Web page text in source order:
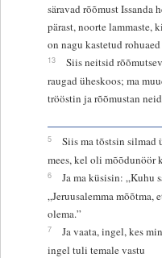
säravad rõõmust Issanda
pärast, noorte lammaste,
on nagu kastetud
13
Siis neitsid
raugad üheskoos; ma
trööstin ja rõõmustan
5
Siis ma tõstsin silmad
mees, kel oli mõõdunöör
6
Ja ma küsisin: „Kuhu
„Jeruusalemma
olema.”
7
Ja vaata, ingel, kes
ingel tuli temale vastu